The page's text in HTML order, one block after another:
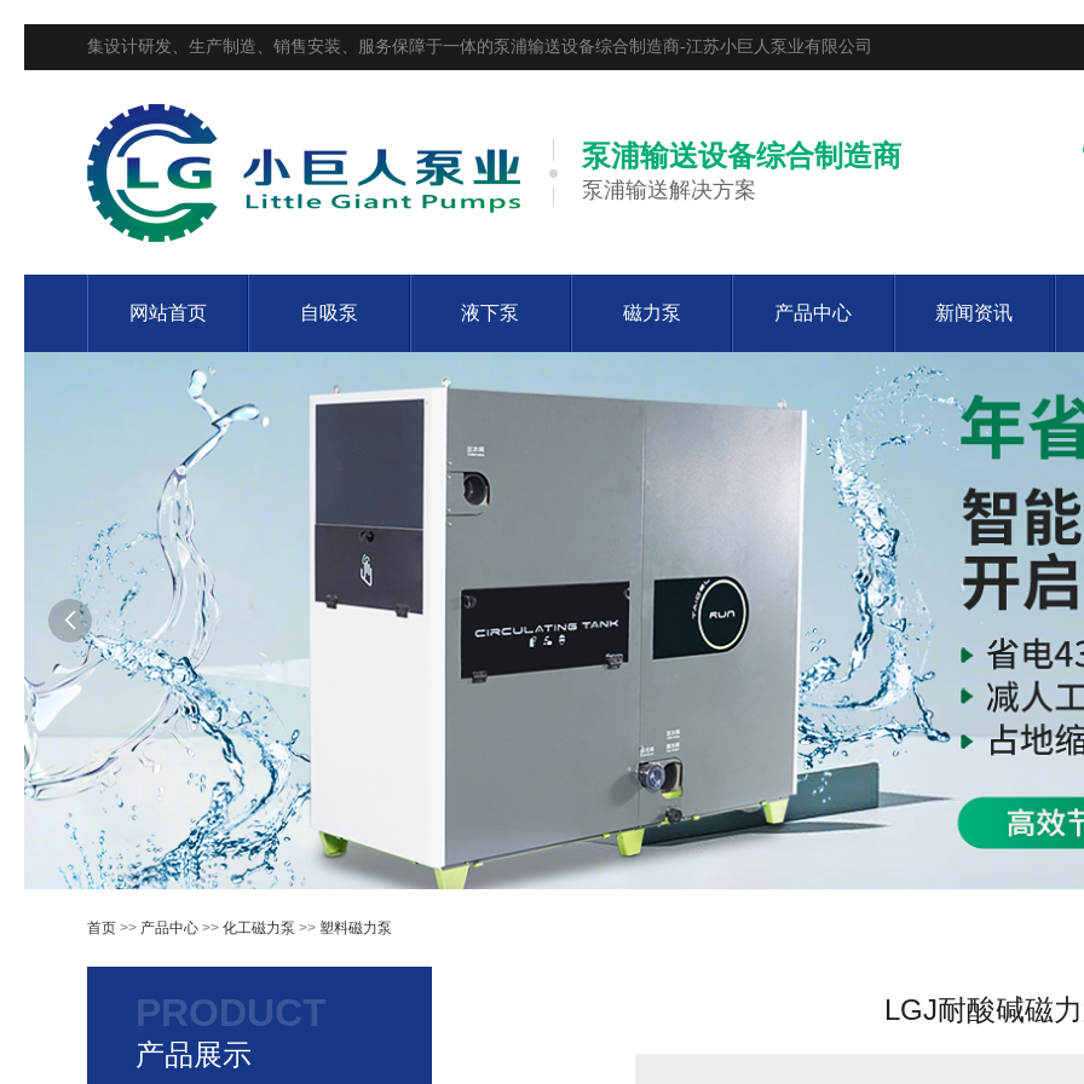
集设计研发、生产制造、销售安装、服务保障于一体的泵浦输送设备综合制造商-江苏小巨人泵业有限公司
泵浦输送设备综合制造商
泵浦输送解决方案
网站首页 自吸泵 液下泵 磁力泵 产品中心 新闻资讯

首页 >> 产品中心 >> 化工磁力泵 >> 塑料磁力泵
PRODUCT
产品展示
LGJ耐酸碱磁